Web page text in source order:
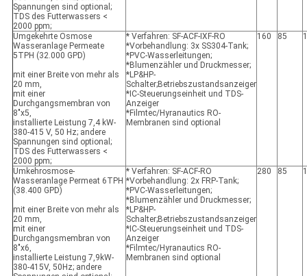
Spannungen sind optional;
TDS des Futterwassers <
2000 ppm;
Umgekehrte Osmose
Wasseranlage Permeate
5TPH (32.000 GPD)
mit einer Breite von mehr als
20 mm,
mit einer
Durchgangsmembran von
8"x5,
installierte Leistung 7,4 kW-
380-415 V, 50 Hz; andere
Spannungen sind optional;
TDS des Futterwassers <
2000 ppm;
* Verfahren: SF-ACF-IXF-RO
*Vorbehandlung: 3x SS304-Tank;
*PVC-Wasserleitungen;
*Blumenzähler und Druckmesser;
*LP&HP-
Schalter;Betriebszustandsanzeiger
*IC-Steuerungseinheit und TDS-
Anzeiger
*Filmtec/Hyranautics RO-
Membranen sind optional
160 85
Umkehrosmose-
Wasseranlage Permeat 6TPH
(38.400 GPD)
mit einer Breite von mehr als
20 mm,
mit einer
Durchgangsmembran von
8"x6,
installierte Leistung 7,9kW-
380-415V, 50Hz; andere
* Verfahren: SF-ACF-RO
*Vorbehandlung: 2x FRP-Tank;
*PVC-Wasserleitungen;
*Blumenzähler und Druckmesser;
*LP&HP-
Schalter;Betriebszustandsanzeiger
*IC-Steuerungseinheit und TDS-
Anzeiger
*Filmtec/Hyranautics RO-
Membranen sind optional
280 85